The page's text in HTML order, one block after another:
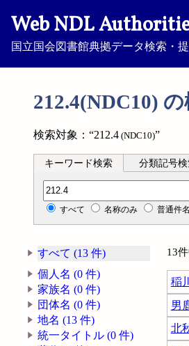
Web NDL
国立国会図書館典拠データ検索・
212.4(NDC10)
検索対象：“212.4 (NDC10)”
キーワード検索 分類記号
分類記号検索
すべて 名称のみ 普通件
すべて (13 件)
個人名 (0 件)
家族名 (0 件)
団体名 (0 件)
地名 (13 件)
統一タイトル (0 件)
13
稲
男
北